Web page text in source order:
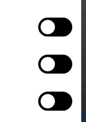
Vid slutet av